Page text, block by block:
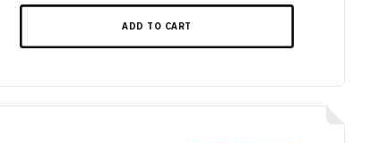
ADD TO CART